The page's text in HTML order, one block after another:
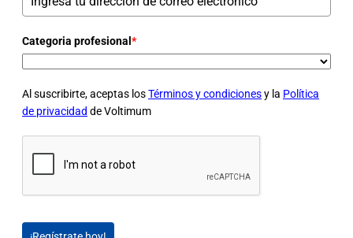
Categoria profesional *
Al suscribirte, aceptas losTérminos y condicionesy la Política
de privacidad de Voltimum